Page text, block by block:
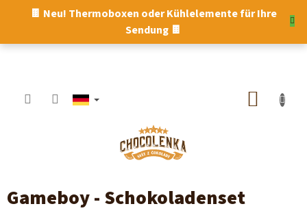
🍫 Neu! Thermoboxen oder Kühlelemente für Ihre
Sendung 🍫
Gameboy - Schokoladenset